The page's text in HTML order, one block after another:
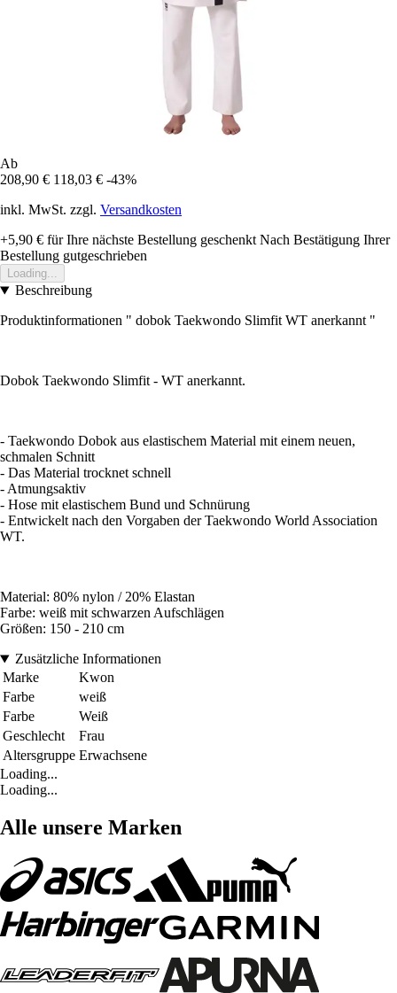
Ab
208,90 € 118,03 € -43%
inkl. MwSt. zzgl. Versandkosten
+5,90 € für Ihre nächste Bestellung geschenkt Nach Bestätigung Ihrer
Bestellung gutgeschrieben
Loading...
Beschreibung
Produktinformationen " dobok Taekwondo Slimfit WT anerkannt "
Dobok Taekwondo Slimfit - WT anerkannt.
- Taekwondo Dobok aus elastischem Material mit einem neuen,
schmalen Schnitt
- Das Material trocknet schnell
- Atmungsaktiv
- Hose mit elastischem Bund und Schnürung
- Entwickelt nach den Vorgaben der Taekwondo World Association
WT.
Material: 80% nylon / 20% Elastan
Farbe: weiß mit schwarzen Aufschlägen
Größen: 150 - 210 cm
Zusätzliche Informationen
Marke
Kwon
Farbe
weiß
Farbe
Weiß
Geschlecht
Frau
Altersgruppe Erwachsene
Loading...
Loading...
Alle unsere Marken